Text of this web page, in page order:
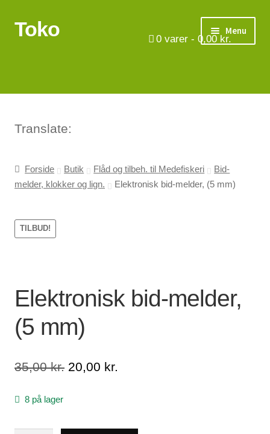
Spring
til
Spring
til
Toko Menu
Put & Take
Tips og triks.
Vilkår
Lagersalg
Min Konto
0varer - 0,00 kr.
Translate:
Forside Butik Flåd og tilbeh. til Medefiskeri
Bid-
melder, klokker og lign.
Elektronisk bid-melder, (5 mm)
TILBUD!
Elektronisk bid-melder,
(5 mm)
35,00kr. Den
20,00 kr.
8 på lager